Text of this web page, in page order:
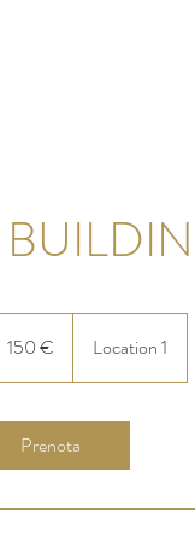
150 € Location 1
Prenota